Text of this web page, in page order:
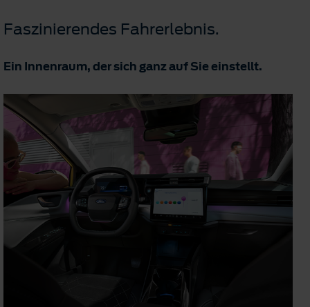
Faszinierendes Fahrerlebnis.
Ein Innenraum, der sich ganz auf Sie einstellt.